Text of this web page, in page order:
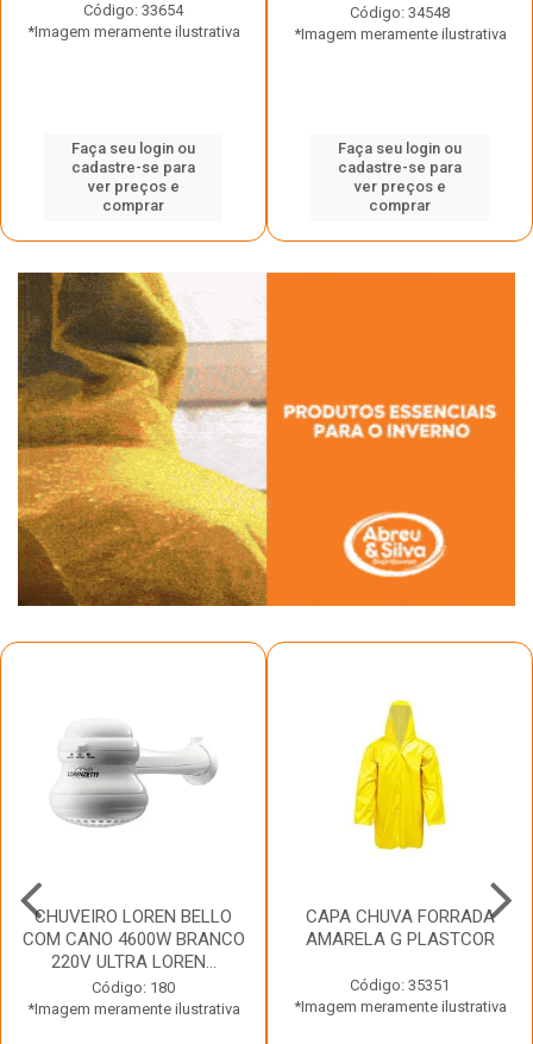
Código: 33654
*Imagem meramente ilustrativa
Faça seu login ou
cadastre-se para
ver preços e
comprar
Código: 34548
*Imagem meramente ilustrativa
Faça seu login ou
cadastre-se para
ver preços e
comprar
CHUVEIRO LOREN BELLO
COM CANO 4600W BRANCO
220V ULTRA LOREN...
Código: 180
*Imagem meramente ilustrativa
CAPA CHUVA FORRADA
AMARELA G PLASTCOR
Código: 35351
*Imagem meramente ilustrativa